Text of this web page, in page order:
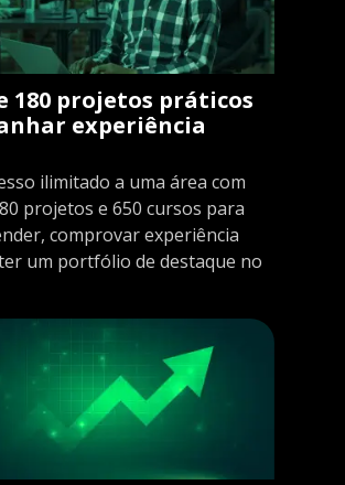
180 projetos práticos
experiência
ilimitado a uma área com
projetos e 650 cursos para
comprovar experiência
um portfólio de destaque no